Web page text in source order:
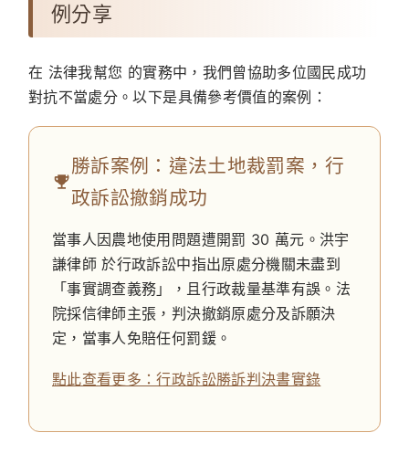
例分享
在 法律我幫您 的實務中，我們曾協助多位國民成功
對抗不當處分。以下是具備參考價值的案例：
勝訴案例：違法土地裁罰案，行
政訴訟撤銷成功
當事人因農地使用問題遭開罰 30 萬元。 洪宇
謙律師 於行政訴訟中指出原處分機關未盡到
「事實調查義務」，且行政裁量基準有誤。法
院採信律師主張，判決撤銷原處分及訴願決
定，當事人免賠任何罰鍰。
點此查看更多：行政訴訟勝訴判決書實錄